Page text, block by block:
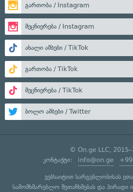
გართობა / Instagram
მეცნიერება / Instagram
ახალი ამბები / TikTok
გართობა / TikTok
მეცნიერება / TikTok
ბოლო ამბები / Twitter
© On.ge LLC,
კონტაქტი: info@on.ge
ვებსაიტით სარგებლობისას
სამომხმარებლო შეთანხმებასდა პირადი